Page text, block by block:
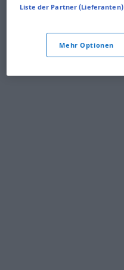
Liste der Partner (Lieferanten)
Mehr Optionen